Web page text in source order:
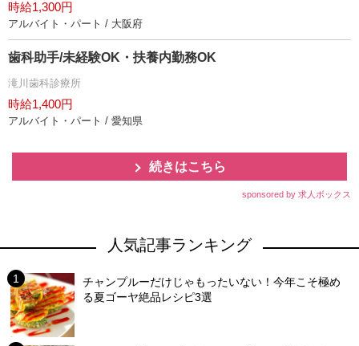
時給1,300円
アルバイト・パート / 大阪府
歯科助手/未経験OK・扶養内勤務OK
滝川歯科診療所
時給1,400円
アルバイト・パート / 愛知県
続きはこちら
sponsored by 求人ボックス
人気記事ランキング
チャンプルーだけじゃもったいない！今年こそ極め
る夏ゴーヤ絶品レシピ3選